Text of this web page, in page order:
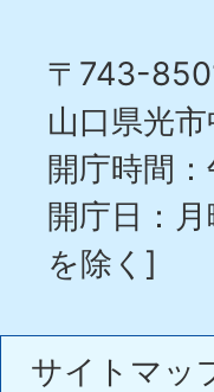
〒743-
山口県光
開庁時間
開庁日：
を除く]
サイトマッ